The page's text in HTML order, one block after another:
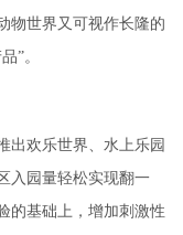
物世界又可视作长隆的
”。
出欢乐世界、水上乐园
入园量轻松实现翻一
的基础上，增加刺激性